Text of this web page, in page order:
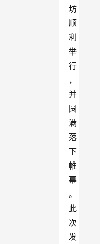
坊
顺
利
举
行
，
并
圆
满
落
下
帷
幕
。
此
次
发